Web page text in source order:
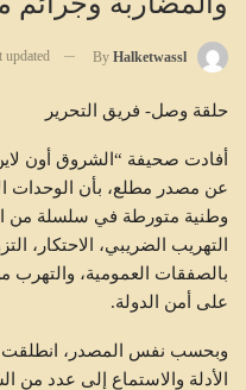
By Halketwassl
updated
حلقة وصل- فريق التحرير
عن مصدر مطلع، بأن الوحدات
وطنية متورطة في سلسلة من
التهريب الضريبي، الاحتكار،
بالصفقات العمومية، والتهرب
على أمن الدولة.
وبحسب نفس المصدر، انطلقت
الأدلة والاستماع إلى عدد من